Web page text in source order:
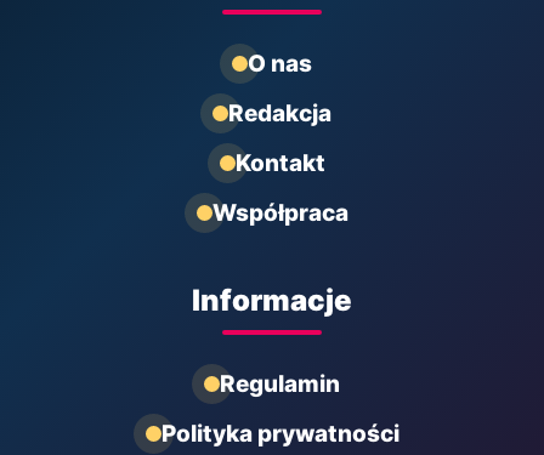
O nas
Redakcja
Kontakt
Współpraca
Informacje
Regulamin
Polityka prywatności